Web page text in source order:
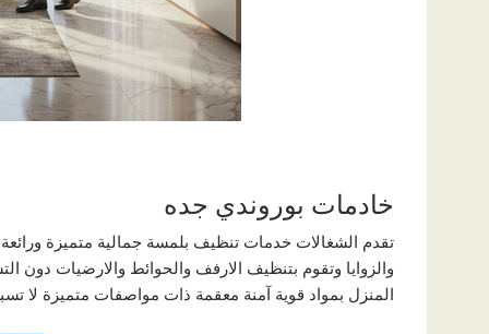
خادمات بوروندي جده
تقدم الشغالات خدمات تنظيف بلمسة جمالية متميزة
والزوايا وتقوم بتنظيف الارفف والحوائط والارضيات دون
المنزل بمواد قوية آمنة معقمة ذات مواصفات متميزة لا